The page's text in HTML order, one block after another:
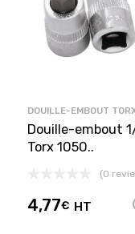
DOUILLE-EMBOUT
Douille-embout
Torx 1050..
(0
4,77€ HT